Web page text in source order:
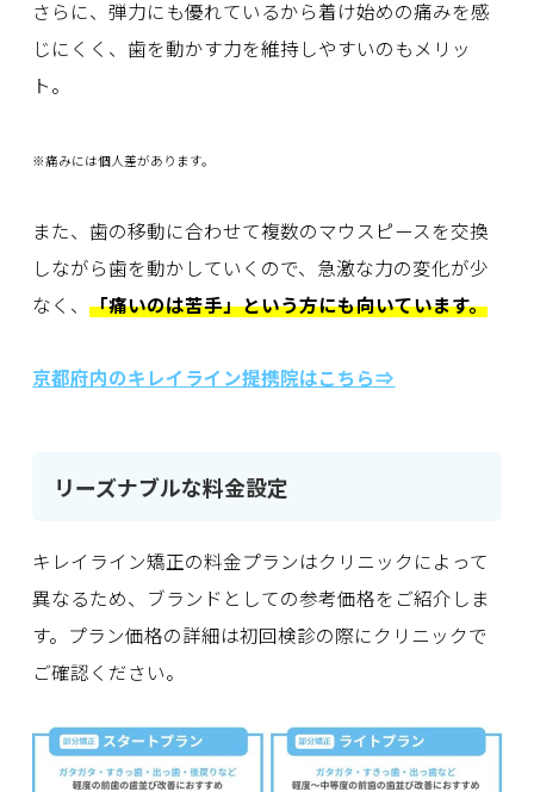
さらに、弾力にも優れているから着け始めの痛みを感
じにくく、歯を動かす力を維持しやすいのもメリッ
ト。
※痛みには個人差があります。
また、歯の移動に合わせて複数のマウスピースを交換
しながら歯を動かしていくので、急激な力の変化が少
なく、「痛いのは苦手」という方にも向いています。
京都府内のキレイライン提携院はこちら⇒
リーズナブルな料金設定
キレイライン矯正の料金プランはクリニックによって
異なるため、ブランドとしての参考価格をご紹介しま
す。プラン価格の詳細は初回検診の際にクリニックで
ご確認ください。